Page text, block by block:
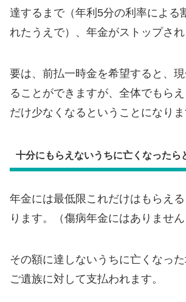
達するまで（年利5分の利率による
れたうえで）、年金がストップされ
要は、前払一時金を希望すると、
ることができますが、全体でもら
だけ少なくなるということになりま
十分にもらえないうちに亡くなったら
年金には最低限これだけはもらえ
ります。（傷病年金にはありません
その額に達しないうちに亡くなっ
ご遺族に対して支払われます。